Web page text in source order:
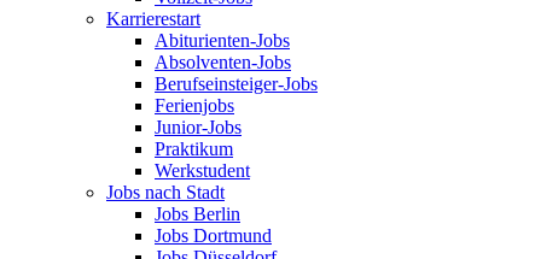
Karrierestart
Abiturienten-Jobs
Absolventen-Jobs
Berufseinsteiger-Jobs
Ferienjobs
Junior-Jobs
Praktikum
Werkstudent
Jobs nach Stadt
Jobs Berlin
Jobs Dortmund